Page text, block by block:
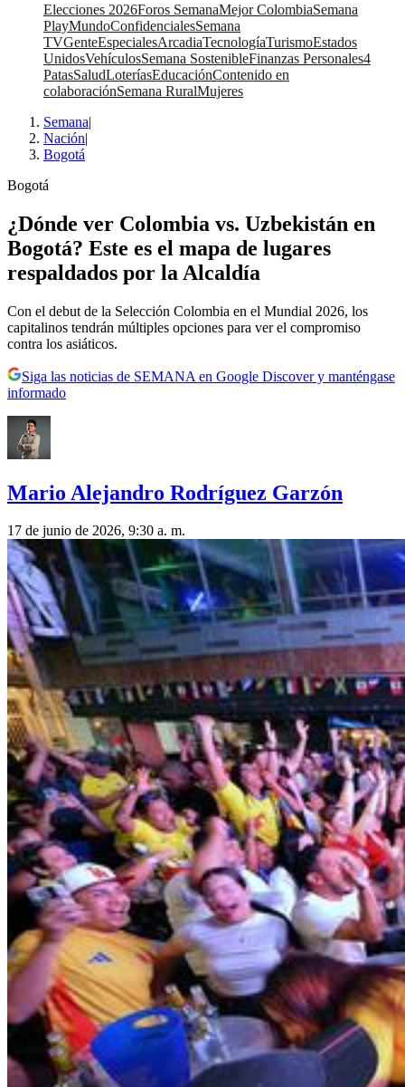
Elecciones 2026Foros SemanaMejor ColombiaSemana
PlayMundoConfidencialesSemana
TVGenteEspecialesArcadiaTecnologíaTurismoEstados
UnidosVehículosSemana SostenibleFinanzas Personales4
PatasSaludLoteríasEducaciónContenido en
colaboraciónSemana RuralMujeres
Semana|
Nación|
Bogotá
Bogotá
¿Dónde ver Colombia vs. Uzbekistán en
Bogotá? Este es el mapa de lugares
respaldados por la Alcaldía
Con el debut de la Selección Colombia en el Mundial 2026, los
capitalinos tendrán múltiples opciones para ver el compromiso
contra los asiáticos.
Siga las noticias de SEMANA en Google Discover y manténgase
informado
Mario Alejandro Rodríguez Garzón
17 de junio de 2026, 9:30 a. m.